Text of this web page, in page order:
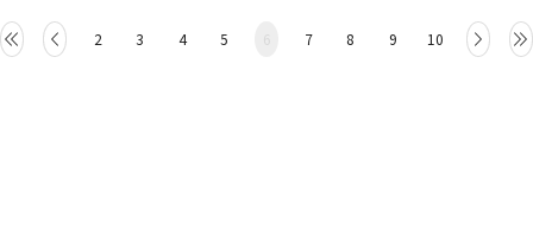
2 3 4 5 7 8 9 10